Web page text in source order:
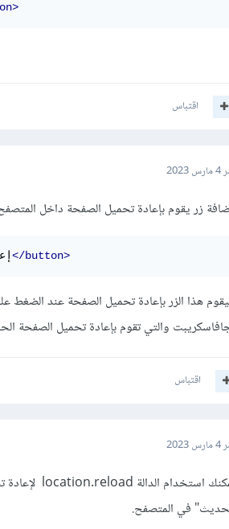
اقتباس
4 مارس 2023
زر يقوم بإعادة تحميل الصفحة داخل
</button>
والتي تقوم بإعادة تحميل الصفحة
اقتباس
4 مارس 2023
في المتصفح.